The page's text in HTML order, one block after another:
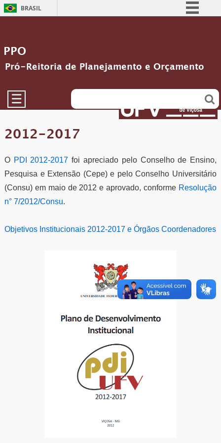
BRASIL
Acesso à informação
Legislação
PPO
Pró-Reitoria de Planejamento e Orçamento
☰
2012-2017
O PDI 2012-2017 foi apreciado pelo Conselho de Ensino,
Pesquisa e Extensão (Cepe) e pelo Conselho Universitário
(Consu) em maio de 2012 e aprovado, conforme Resolução
n° 7/2012/Consu.
Objetivos Institucionais 2012-2017 e Órgãos Coordenadores